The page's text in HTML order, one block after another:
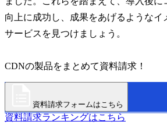
向上に成功し、成果をあげるようなイ
サービスを見つけましょう。
CDNの製品をまとめて資料請求！
資料請求フォームはこちら
資料請求ランキングはこちら